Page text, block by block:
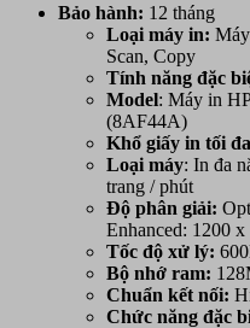
Bảo hành: 12 tháng
Loại máy in:
Scan, Copy
Tính năng đặc
Model: Máy in
(8AF44A)
Khổ giấy in tối
Loại máy: In đa
trang / phút
Độ phân giải:
Enhanced: 1200
Tốc độ xử lý:
Bộ nhớ ram:
Chuẩn kết nối:
Chức năng đặc